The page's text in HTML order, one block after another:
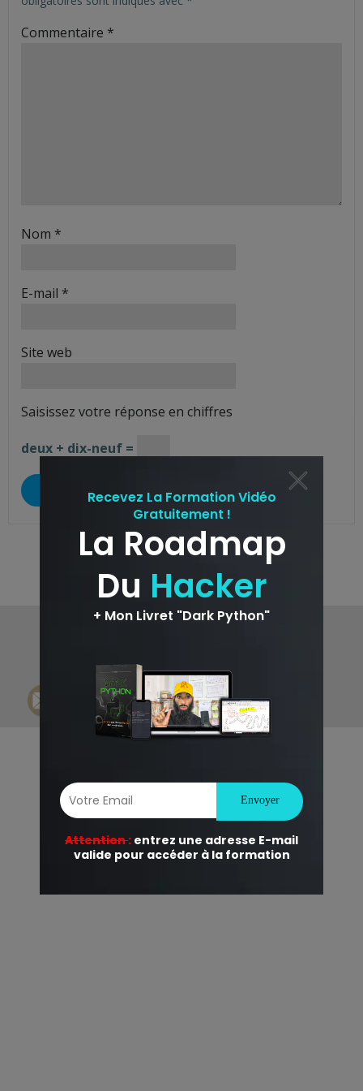
Commentaire *
Nom *
E-mail *
Site web
Saisissez votre réponse en chiffres
deux + dix-neuf =
WordPress andColibri